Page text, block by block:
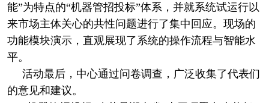
能”为特点的“机器管招投标”体系，并就系统试运行以
来市场主体关心的共性问题进行了集中回应。现场的
功能模块演示，直观展现了系统的操作流程与智能水
平。
活动最后，中心通过问卷调查，广泛收集了代表们
的意见和建议。